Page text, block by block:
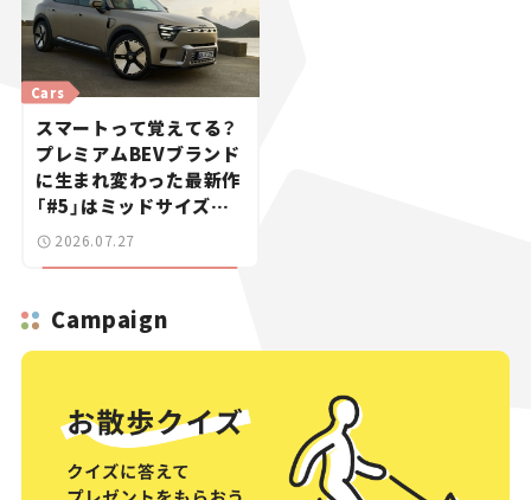
Cars
スマートって覚えてる？
プレミアムBEVブランド
に生まれ変わった最新作
「#5」はミッドサイズ
SUV！【日本未発売のク
2026.07.27
Campaign